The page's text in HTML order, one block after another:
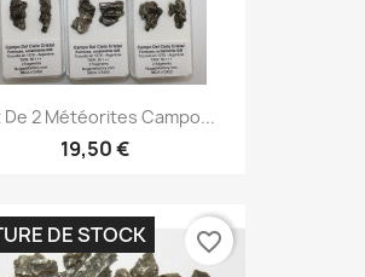
De 2 Météorites Campo...
19,50 €
DE STOCK favorite_border